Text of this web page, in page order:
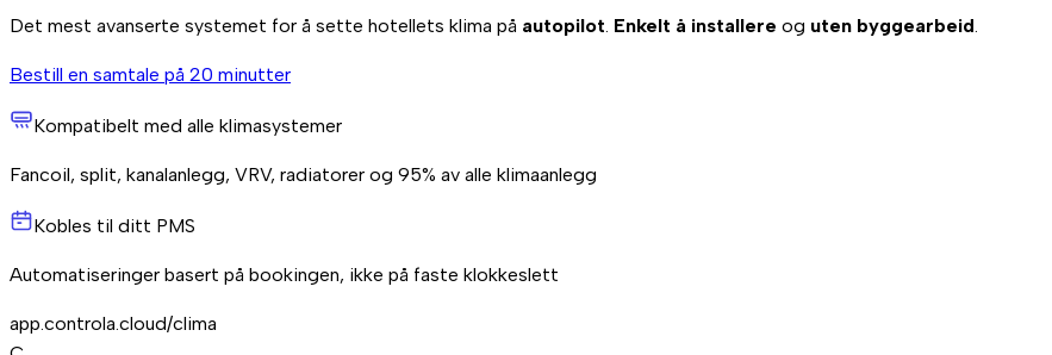
Det mest avanserte systemet for å sette hotellets klima på autopilot. Enkelt å installere og uten byggearbeid.
Bestill en samtale på 20 minutter
Kompatibelt med alle klimasystemer
Fancoil, split, kanalanlegg, VRV, radiatorer og 95% av alle klimaanlegg
Kobles til ditt PMS
Automatiseringer basert på bookingen, ikke på faste klokkeslett
app.controla.cloud/clima